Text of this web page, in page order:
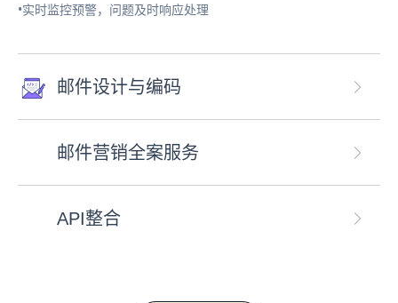
•实时监控预警，问题及时响应处理
邮件设计与编码
邮件营销全案服务
API整合